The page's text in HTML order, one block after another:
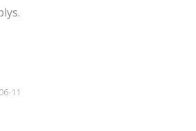
11